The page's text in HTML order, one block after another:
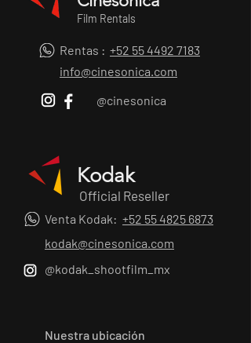
35mm, la Gold te garantiza colores
naturales, cielos profundos y esa textura
orgánica que solo el celuloide real puede
ofrecer. Calidad profesional al alcance de
todos.
Film Rentals
Rentas : +52 55 4492 7183
info@cinesonica.com
@cinesonica
Kodak
Official Reseller
Venta Kodak: +52 55 4825 6873
kodak@cinesonica.com
@kodak_shootfilm_mx
Nuestra ubicación